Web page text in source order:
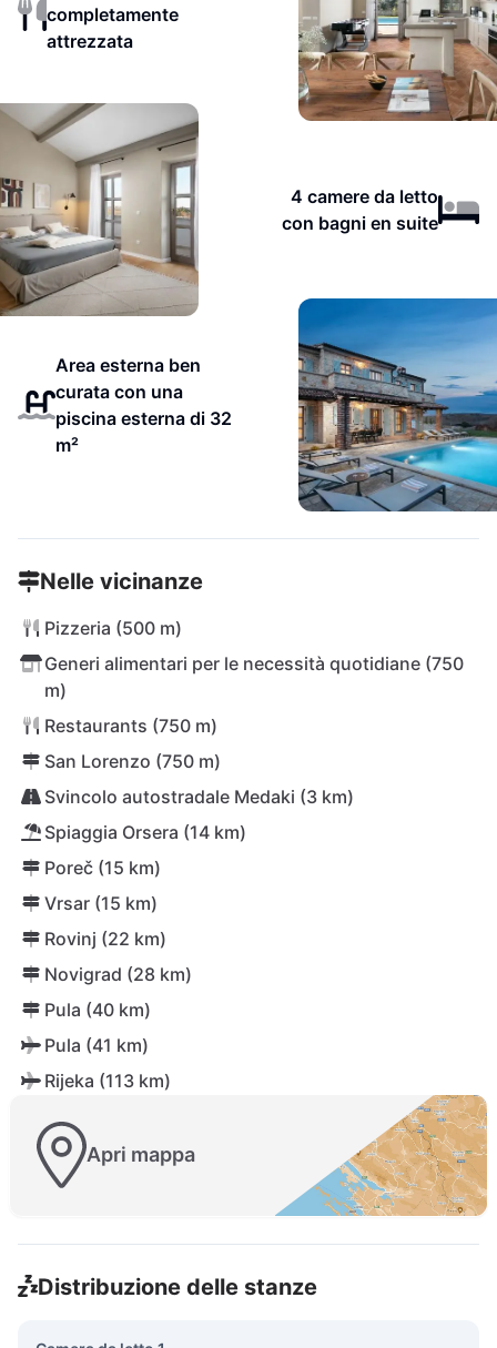
completamente
attrezzata
4 camere da letto
con bagni en suite
Area esterna ben
curata con una
piscina esterna di 32
m²
Nelle vicinanze
Pizzeria (500 m)
Generi alimentari per le necessità quotidiane (750
m)
Restaurants (750 m)
San Lorenzo (750 m)
Svincolo autostradale Medaki (3 km)
Spiaggia Orsera (14 km)
Poreč (15 km)
Vrsar (15 km)
Rovinj (22 km)
Novigrad (28 km)
Pula (40 km)
Pula (41 km)
Rijeka (113 km)
Apri mappa
Distribuzione delle stanze